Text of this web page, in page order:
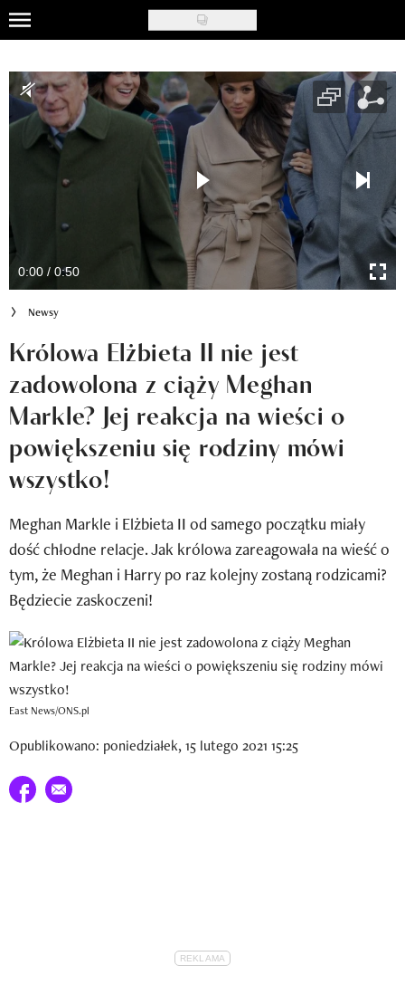
Skip
to
main
content
Moda
Ślub i wesele
Inspiracje
Newsy
Newsletter
Wizaz Summer Influ School
Mój profil / Zarejestruj się
0:00 / 0:50
Newsy
Królowa Elżbieta II nie jest
zadowolona z ciąży Meghan
Markle? Jej reakcja na wieści o
powiększeniu się rodziny mówi
wszystko!
Meghan Markle i Elżbieta II od samego początku miały
dość chłodne relacje. Jak królowa zareagowała na wieść o
tym, że Meghan i Harry po raz kolejny zostaną rodzicami?
Będziecie zaskoczeni!
East News/ONS.pl
Opublikowano: poniedziałek, 15 lutego 2021 15:25
Udostępnij na facebook
E-mail do przyjaciela